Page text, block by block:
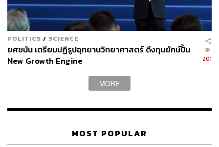
50
ศนิชา ละครพล
POLITICS / SCIENCE
ยศชนัน เตรียมปฏิรูปอุทยานวิทยาศาสตร์ ดึงทุนยักษ์ปั้น
New Growth Engine
201
MORE
MOST POPULAR